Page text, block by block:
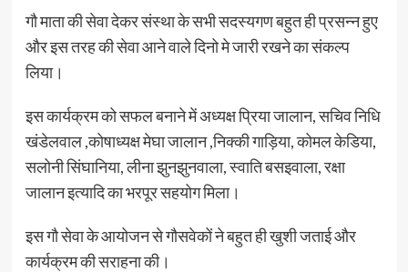
गौ माता की सेवा देकर संस्था के सभी सदस्यगण बहुत ही प्रसन्न हुए
और इस तरह की सेवा आने वाले दिनो मे जारी रखने का संकल्प
लिया।
इस कार्यक्रम को सफल बनाने में अध्यक्ष प्रिया जालान, सचिव निधि
खंडेलवाल ,कोषाध्यक्ष मेघा जालान ,निक्की गाड़िया, कोमल केडिया,
सलोनी सिंघानिया, लीना झुनझुनवाला, स्वाति बसइवाला, रक्षा
जालान इत्यादि का भरपूर सहयोग मिला।
इस गौ सेवा के आयोजन से गौसवेकों ने बहुत ही खुशी जताई और
कार्यक्रम की सराहना की।